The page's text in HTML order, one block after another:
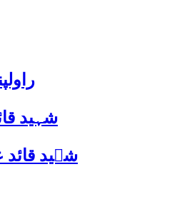
شہید
شہید قائد علامہ عارف حسین